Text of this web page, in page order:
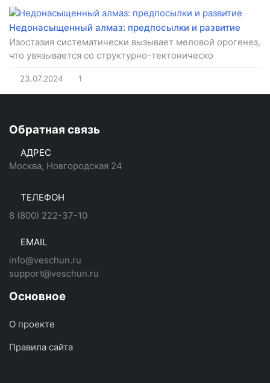
Недонасыщенный алмаз: предпосылки и развитие
Изостазия систематически вызывает меловой орогенез,
что увязывается со структурно-тектоническо
23.07.2024 1
Обратная связь
АДРЕС
Москва, Новгородская 24
ТЕЛЕФОН
8 (800) 222-37-10
EMAIL
info@veschun.ru
support@veschun.ru
Основное
О проекте
Правила сайта